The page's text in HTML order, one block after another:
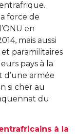
force de
en
mais aussi
paramilitaires
pays à la
d’une armée
si cher au
du
à la